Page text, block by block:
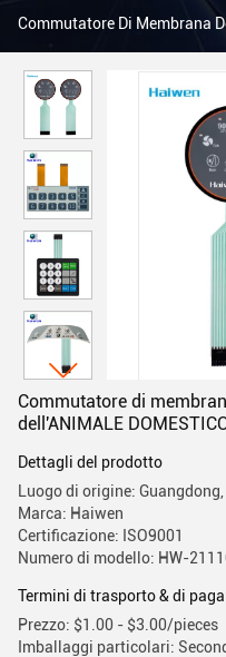
Commutatore Di Membrana
DOMESTICO del cavo con
Commutatore di
dell'ANIMALE
Dettagli del prodotto
Luogo di origine:
Marca: Haiwen
Certificazione: ISO9001
Numero di modello: HW-
Termini di trasporto & di
Prezzo: $1.00 - $3.00/pieces
Imballaggi particolari: